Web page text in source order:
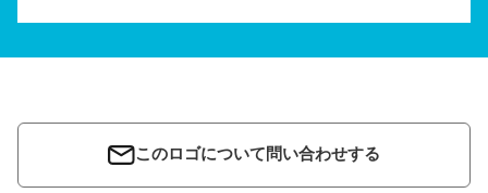
このロゴについて問い合わせする